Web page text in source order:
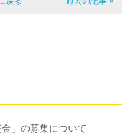
」の募集について